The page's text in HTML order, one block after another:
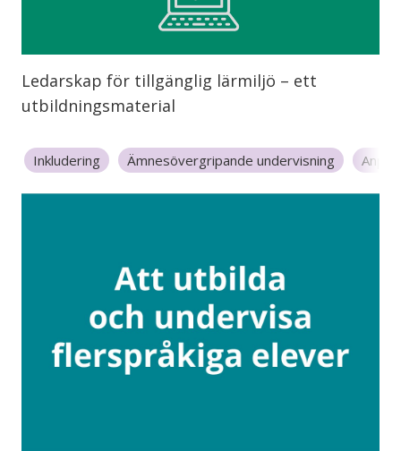
Ledarskap för tillgänglig lärmiljö – ett
utbildningsmaterial
Inkludering Ämnesövergripande undervisning